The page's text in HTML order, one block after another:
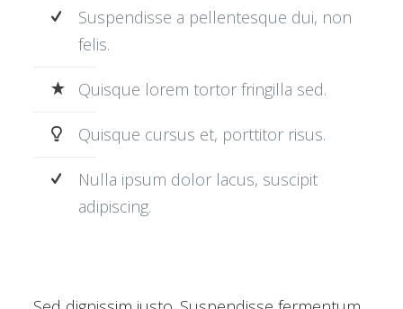
Suspendisse a pellentesque dui, non
felis.
Quisque lorem tortor fringilla sed.
Quisque cursus et, porttitor risus.
Nulla ipsum dolor lacus, suscipit
adipiscing.